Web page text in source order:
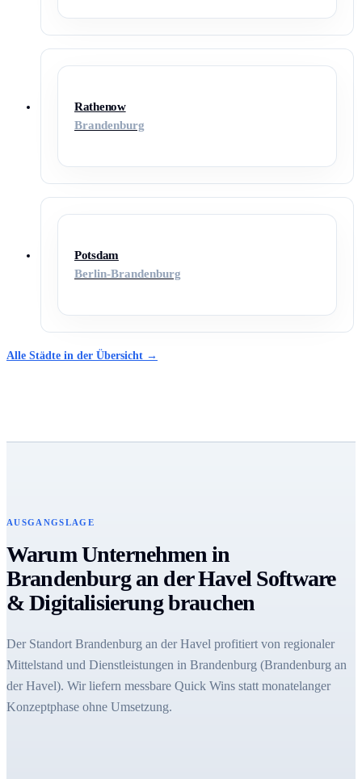
Rathenow
Brandenburg
Potsdam
Berlin-Brandenburg
Alle Städte in der Übersicht →
AUSGANGSLAGE
Warum Unternehmen in
Brandenburg an der Havel Software
& Digitalisierung brauchen
Der Standort Brandenburg an der Havel profitiert von regionaler
Mittelstand und Dienstleistungen in Brandenburg (Brandenburg an
der Havel). Wir liefern messbare Quick Wins statt monatelanger
Konzeptphase ohne Umsetzung.